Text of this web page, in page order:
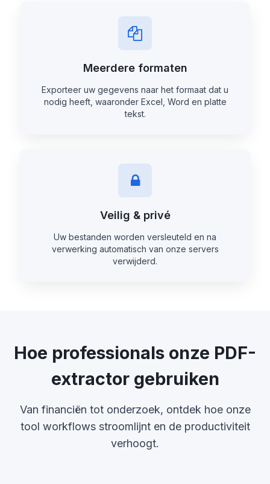
Meerdere formaten
Exporteer uw gegevens naar het formaat dat u
nodig heeft, waaronder Excel, Word en platte
tekst.
Veilig & privé
Uw bestanden worden versleuteld en na
verwerking automatisch van onze servers
verwijderd.
Hoe professionals onze PDF-
extractor gebruiken
Van financiën tot onderzoek, ontdek hoe onze
tool workflows stroomlijnt en de productiviteit
verhoogt.